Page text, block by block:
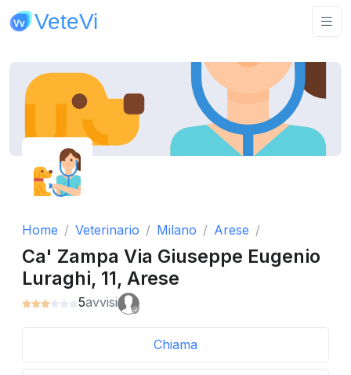
Home Veterinario Milano Arese
Ca' Zampa Via Giuseppe Eugenio
Luraghi, 11, Arese
5avvisi
Chiama